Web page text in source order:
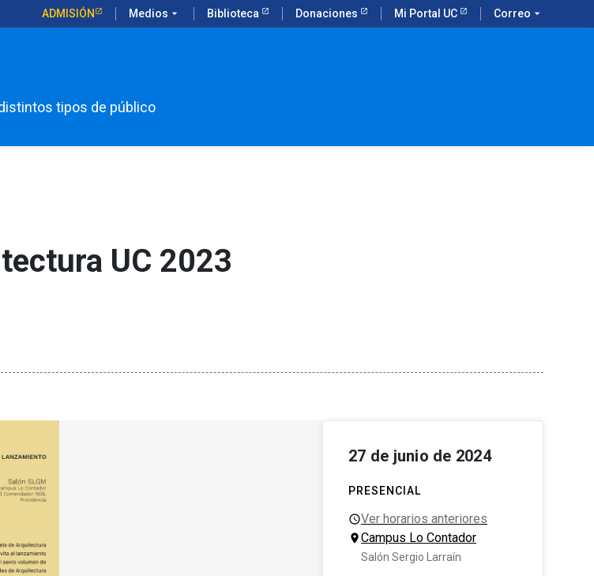
ADMISIÓN Medios arrow_drop_down Biblioteca Donaciones Mi Portal UC Correo arrow_drop_down
tipos de público
UC 2023
27 de junio de 2024
PRESENCIAL
Ver horarios anteriores
Campus Lo Contador
Salón Sergio Larraín